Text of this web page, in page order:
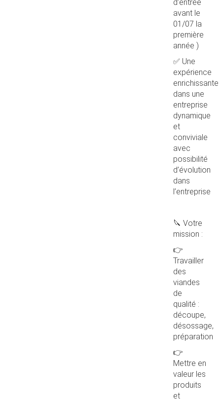
d’entrée
avant le
01/07 la
première
année )
✅ Une
expérience
enrichissante
dans une
entreprise
dynamique
et
conviviale
avec
possibilité
d’évolution
dans
l’entreprise
🔪 Votre
mission :
👉
Travailler
des
viandes
de
qualité :
découpe,
désossage,
préparation
👉
Mettre en
valeur les
produits
et